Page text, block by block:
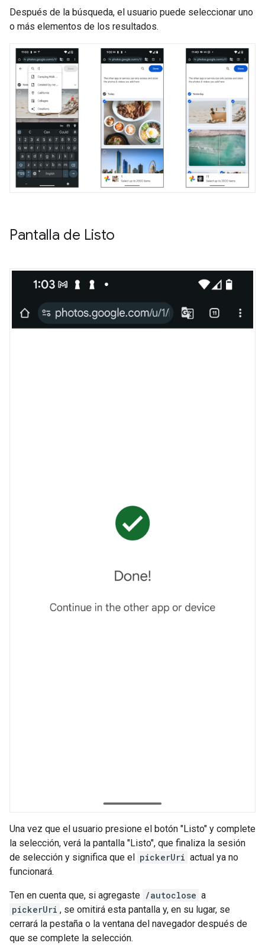
Después de la búsqueda, el usuario puede seleccionar uno
o más elementos de los resultados.
Pantalla de Listo
Una vez que el usuario presione el botón "Listo" y complete
la selección, verá la pantalla "Listo", que finaliza la sesión
de selección y significa que el pickerUri actual ya no
funcionará.
Ten en cuenta que, si agregaste /autoclose a
pickerUri , se omitirá esta pantalla y, en su lugar, se
cerrará la pestaña o la ventana del navegador después de
que se complete la selección.